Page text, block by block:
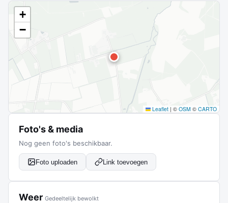
+
−
Leaflet | © OSM © CARTO
Foto's & media
Nog geen foto's beschikbaar.
Foto uploaden Link toevoegen
Weer Gedeeltelijk bewolkt